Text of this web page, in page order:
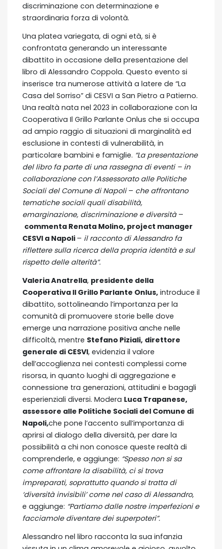
discriminazione con determinazione e
straordinaria forza di volontà.
Una platea variegata, di ogni età, si è
confrontata generando un interessante
dibattito in occasione della presentazione del
libro di Alessandro Coppola. Questo evento si
inserisce tra numerose attività a latere de “La
Casa del Sorriso” di CESVI a San Pietro a Patierno.
Una realtà nata nel 2023 in collaborazione con la
Cooperativa Il Grillo Parlante Onlus che si occupa
ad ampio raggio di situazioni di marginalità ed
esclusione in contesti di vulnerabilità, in
particolare bambini e famiglie. “La presentazione
del libro fa parte di una rassegna di eventi – in
collaborazione con l’Assessorato alle Politiche
Sociali del Comune di Napoli– che affrontano
tematiche sociali quali disabilità,
emarginazione, discriminazione e diversità –
commenta Renata Molino, project manager
CESVI a Napoli – il racconto di Alessandro fa
riflettere sulla ricerca della propria identità e sul
rispetto delle alterità”.
Valeria Anatrella, presidente della
Cooperativa Il Grillo Parlante Onlus, introduce il
dibattito, sottolineando l’importanza per la
comunità di promuovere storie belle dove
emerge una narrazione positiva anche nelle
difficoltà, mentre Stefano Piziali, direttore
generale di CESVI, evidenzia il valore
dell’accoglienza nei contesti complessi come
risorsa, in quanto luoghi di aggregazione e
connessione tra generazioni, attitudini e bagagli
esperienziali diversi. Modera Luca Trapanese,
assessore alle Politiche Sociali del Comune di
Napoli,che pone l’accento sull’importanza di
aprirsi al dialogo della diversità, per dare la
possibilità a chi non conosce queste realtà di
comprenderle, e aggiunge: “Spesso non si sa
come affrontare la disabilità, ci si trova
impreparati, soprattutto quando si tratta di
‘diversità invisibili’ come nel caso di Alessandro,
e aggiunge: “Partiamo dalle nostre imperfezioni e
facciamole diventare dei superpoteri”.
Alessandro nel libro racconta la sua infanzia